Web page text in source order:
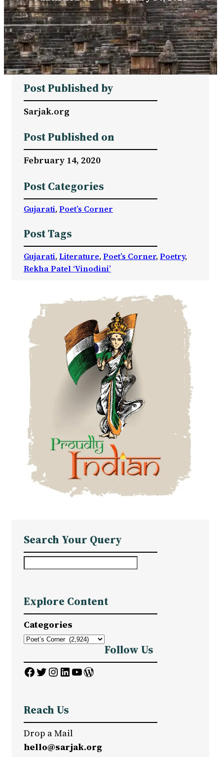
Post Published by
Sarjak.org
Post Published on
February 14, 2020
Post Categories
Gujarati, Poet’s Corner
Post Tags
Gujarati, Literature, Poet’s Corner, Poetry
Rekha Patel ‘Vinodini’
Search Your Query
r
c
h
Explore Content
Categories
Follow Us
Facebook Twitter InstagramLinkedIn YouTube WordPress
Reach Us
Drop a Mail
hello@sarjak.org